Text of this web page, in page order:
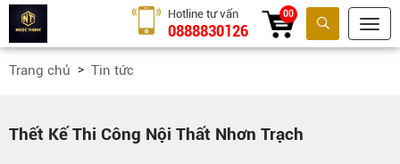
Tìm kiếm
Hotline tư vấn
0888830126
00
Trang chủ Tin tức
Thết Kế Thi Công Nội Thất Nhơn Trạch